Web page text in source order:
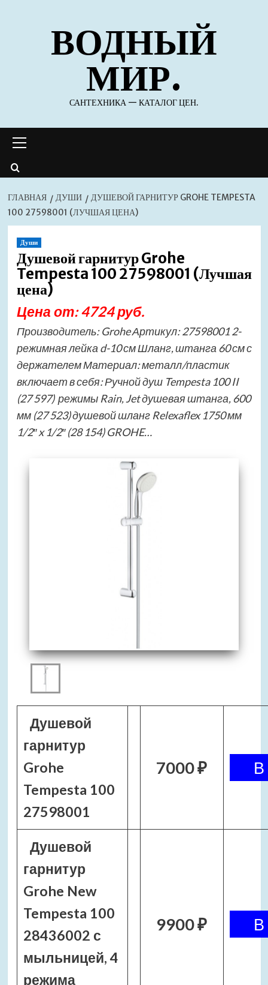
содержимомуВОДНЫЙ
МИР.
САНТЕХНИКА — КАТАЛОГ ЦЕН.
меню
ГЛАВНАЯ ДУШИ
ДУШЕВОЙ ГАРНИТУР GROHE TEMPESTA
100 27598001 (ЛУЧШАЯ ЦЕНА)
Души
Душевой гарнитур Grohe
Tempesta 100 27598001 (Лучшая
цена)
Цена от: 4724 руб.
Производитель: Grohe Артикул: 27598001 2-
режимная лейка d-10 см Шланг, штанга 60 см с
держателем Материал: металл/пластик
включает в себя: Ручной душ Tempesta 100 II
(27 597) режимы Rain, Jet душевая штанга, 600
мм (27 523) душевой шланг Relexaflex 1750 мм
1/2″ x 1/2″ (28 154) GROHE…
Душевой
гарнитур
Grohe
Tempesta 100
27598001
7000 ₽
Душевой
гарнитур
Grohe New
Tempesta 100
28436002 с
мыльницей, 4
режима
9900 ₽